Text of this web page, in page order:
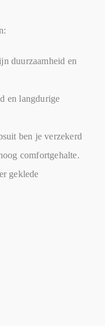
duurzaamheid en
en langdurige
ben je verzekerd
comfortgehalte.
geklede